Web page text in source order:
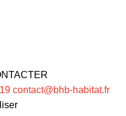
contact@bhb-habitat.fr